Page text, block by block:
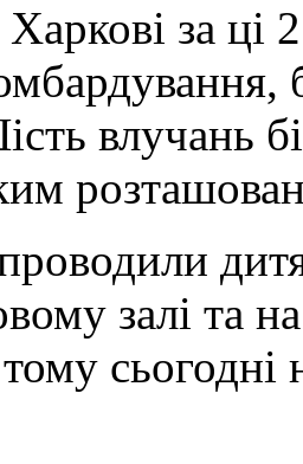
за ці
влучань
залі та
сьогодні